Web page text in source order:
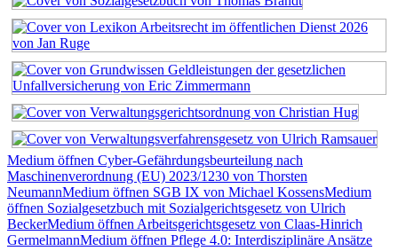
Medium öffnen Cyber-Gefährdungsbeurteilung nach
Maschinenverordnung (EU) 2023/1230 von Thorsten
NeumannMedium öffnen SGB IX von Michael KossensMedium
öffnen Sozialgesetzbuch mit Sozialgerichtsgesetz von Ulrich
BeckerMedium öffnen Arbeitsgerichtsgesetz von Claas-Hinrich
GermelmannMedium öffnen Pflege 4.0: Interdisziplinäre Ansätze